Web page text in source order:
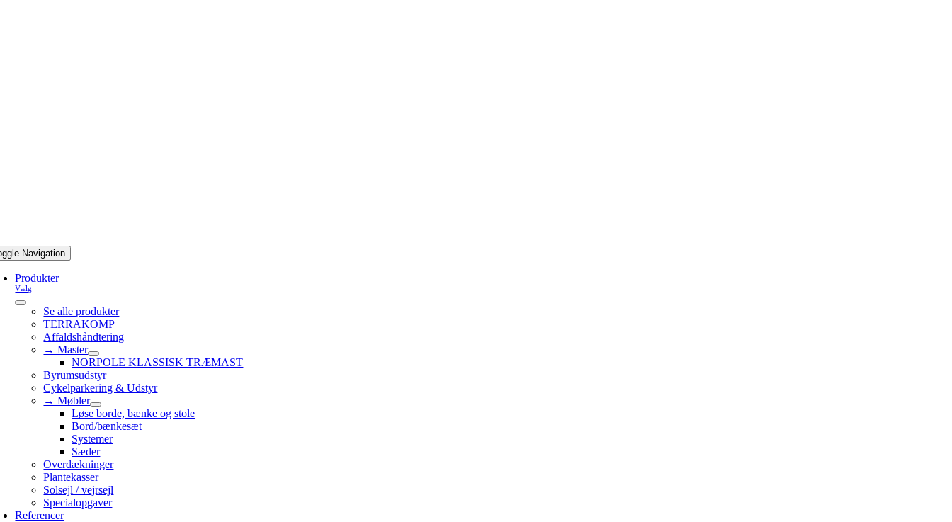
Navigation
Produkter
Vælg
Se alle produkter
TERRAKOMP
Affaldshåndtering
→ Master
NORPOLE KLASSISK TRÆMAST
Byrumsudstyr
Cykelparkering & Udstyr
→ Møbler
Løse borde, bænke og stole
Bord/bænkesæt
Systemer
Sæder
Overdækninger
Plantekasser
Solsejl / vejrsejl
Specialopgaver
Referencer